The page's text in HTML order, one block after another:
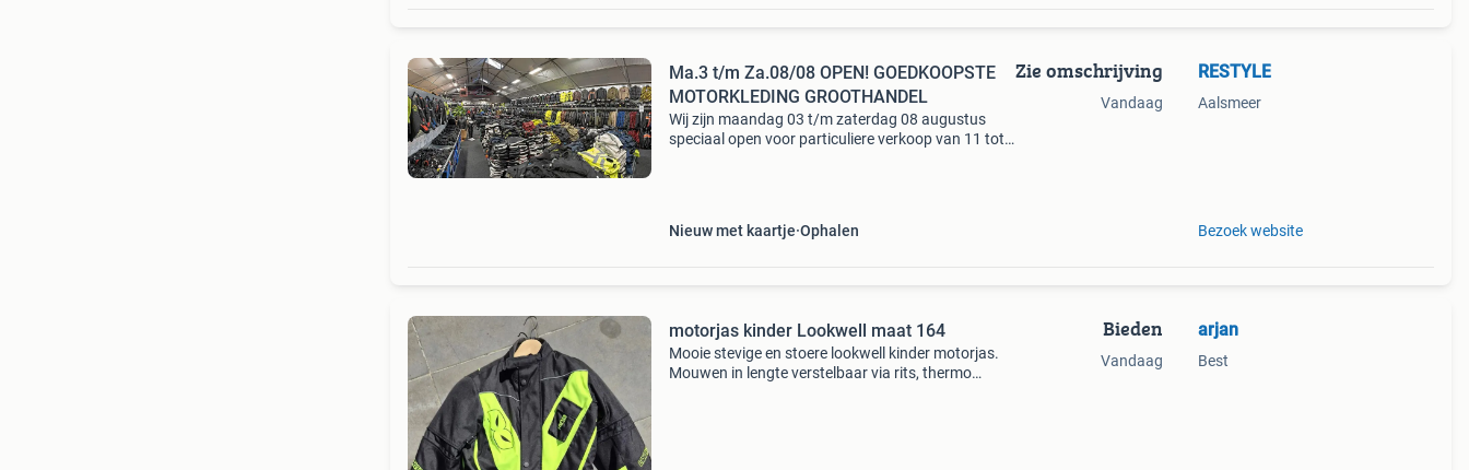
Ma.3 t/m Za.08/08 OPEN! GOEDKOOPSTE
MOTORKLEDING GROOTHANDEL
Wij zijn maandag 03 t/m zaterdag 08 augustus
speciaal open voor particuliere verkoop van 11 tot
Nieuw met kaartje Ophalen
Zie omschrijving
Vandaag
RESTYLE
Aalsmeer
Bezoek website
motorjas kinder Lookwell maat 164
Mooie stevige en stoere lookwell kinder motorjas.
Mouwen in lengte verstelbaar via rits, thermo
Bieden
Vandaag
arjan
Best